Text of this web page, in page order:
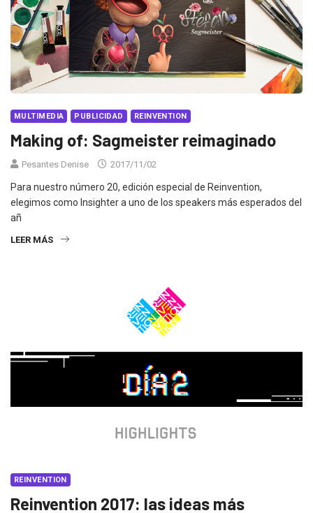
MULTIMEDIA PUBLICIDAD REINVENTION
Making of: Sagmeister reimaginado
Pesantes Denise 2017/11/02
Para nuestro número 20, edición especial de Reinvention,
elegimos como Insighter a uno de los speakers más esperados del
añ
LEER MÁS
REINVENTION
Reinvention 2017: las ideas más